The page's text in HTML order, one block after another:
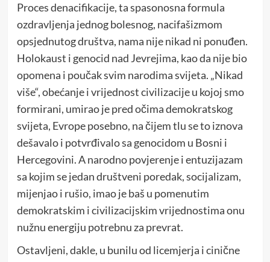
Proces denacifikacije, ta spasonosna formula
ozdravljenja jednog bolesnog, nacifašizmom
opsjednutog društva, nama nije nikad ni ponuđen.
Holokaust i genocid nad Jevrejima, kao da nije bio
opomena i poučak svim narodima svijeta. „Nikad
više“, obećanje i vrijednost civilizacije u kojoj smo
formirani, umirao je pred očima demokratskog
svijeta, Evrope posebno, na čijem tlu se to iznova
dešavalo i potvrđivalo sa genocidom u Bosni i
Hercegovini. A narodno povjerenje i entuzijazam
sa kojim se jedan društveni poredak, socijalizam,
mijenjao i rušio, imao je baš u pomenutim
demokratskim i civilizacijskim vrijednostima onu
nužnu energiju potrebnu za prevrat.
Ostavljeni, dakle, u bunilu od licemjerja i cinične